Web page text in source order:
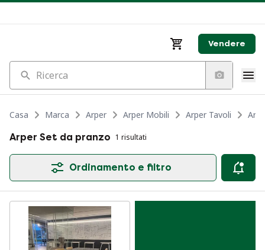
Vendere
Ricerca
Casa Marca Arper Arper Mobili Arper Tavoli
Arper Set da pranzo 1 risultati
Ordinamento e filtro